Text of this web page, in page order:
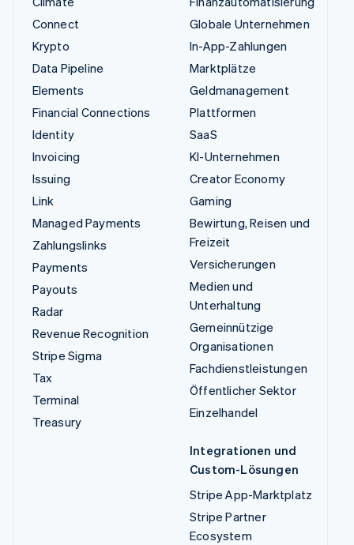
Connect
Krypto
Data Pipeline
Elements
Financial Connections
Identity
Invoicing
Issuing
Link
Managed Payments
Zahlungslinks
Payments
Payouts
Radar
Revenue Recognition
Stripe Sigma
Tax
Terminal
Treasury
Globale Unternehmen
In-App-Zahlungen
Marktplätze
Geldmanagement
Plattformen
SaaS
KI-Unternehmen
Creator Economy
Gaming
Bewirtung, Reisen und
Freizeit
Versicherungen
Medien und
Unterhaltung
Gemeinnützige
Organisationen
Fachdienstleistungen
Öffentlicher Sektor
Einzelhandel
Integrationen und
Custom-Lösungen
Stripe App-Marktplatz
Stripe Partner
Ecosystem